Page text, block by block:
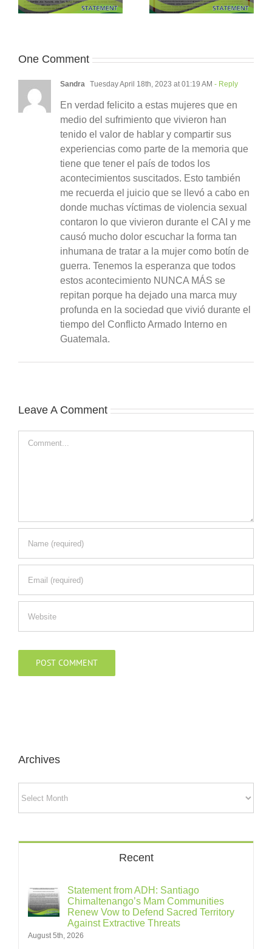
One Comment
Sandra Tuesday April 18th, 2023 at 01:19 AM - Reply
En verdad felicito a estas mujeres que en
medio del sufrimiento que vivieron han
tenido el valor de hablar y compartir sus
experiencias como parte de la memoria que
tiene que tener el país de todos los
acontecimientos suscitados. Esto también
me recuerda el juicio que se llevó a cabo en
donde muchas víctimas de violencia sexual
contaron lo que vivieron durante el CAI y me
causó mucho dolor escuchar la forma tan
inhumana de tratar a la mujer como botín de
guerra. Tenemos la esperanza que todos
estos acontecimiento NUNCA MÁS se
repitan porque ha dejado una marca muy
profunda en la sociedad que vivió durante el
tiempo del Conflicto Armado Interno en
Guatemala.
Leave A Comment
Archives
Recent
Statement from ADH: Santiago
Chimaltenango’s Mam Communities
Renew Vow to Defend Sacred Territory
Against Extractive Threats
August 5th, 2026